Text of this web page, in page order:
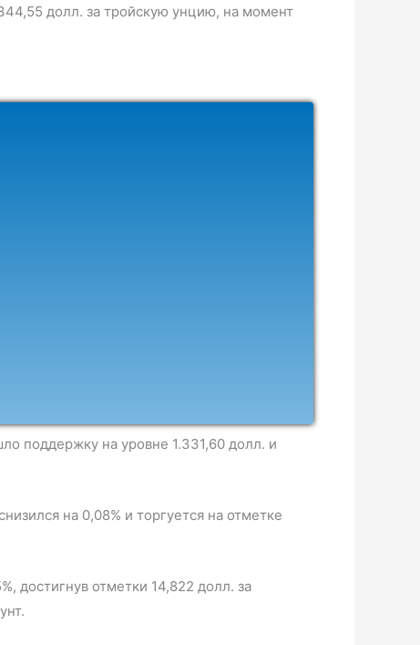
долл. за тройскую унцию, на момент
поддержку на уровне 1.331,60 долл. и
на 0,08% и торгуется на отметке
достигнув отметки 14,822 долл. за